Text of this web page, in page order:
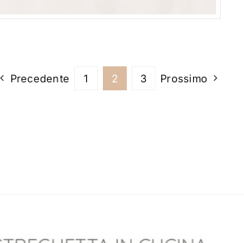
Precedente 1 2 3 Prossimo